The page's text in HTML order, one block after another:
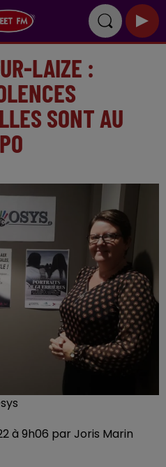
LAIZE :
SONT AU
à 9h06 par Joris Marin